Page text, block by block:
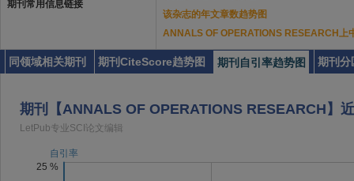
期刊常用信息链接
该杂志的年文章数趋势图
ANNALS OF OPERATIONS RESEARCH上
同领域相关期刊 期刊CiteScore趋势图 期刊自引率趋势图 期刊分